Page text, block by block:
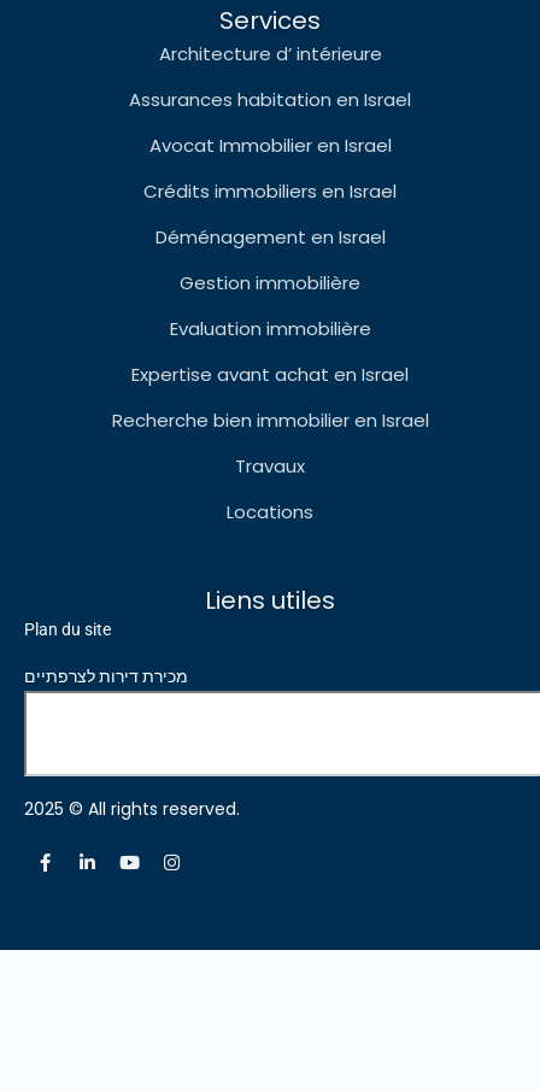
Services
Architecture d’ intérieure
Assurances habitation en Israel
Avocat Immobilier en Israel
Crédits immobiliers en Israel
Déménagement en Israel
Gestion immobilière
Evaluation immobilière
Expertise avant achat en Israel
Recherche bien immobilier en Israel
Travaux
Locations
Liens utiles
Plan du site
מכירת דירות לצרפתיים
2025 © All rights reserved.